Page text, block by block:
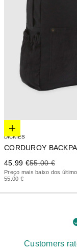
Elige opciones
DICKIES
CORDUROY
Precio de oferta
45.99 €Precio anterior
55.00 €
Preço mais baixo dos
55.00 €
Customers